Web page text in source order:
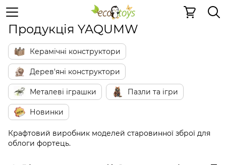
Продукція YAQUMW
Керамічні конструктори
Дерев'яні конструктори
Металеві іграшки Пазли та ігри
Новинки
Крафтовий виробник моделей старовинної зброї для
облоги фортець.